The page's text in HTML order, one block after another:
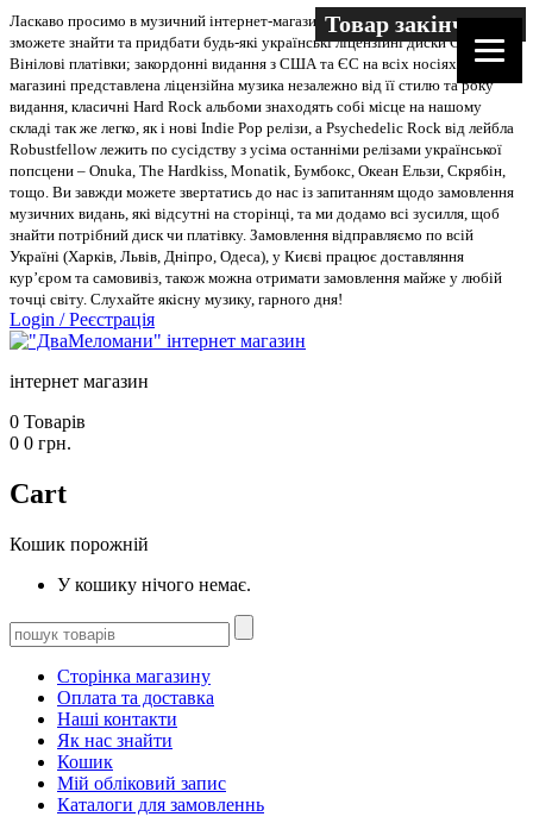
Ласкаво просимо в музичний інтернет-магазин “Два меломани”. У нас Ви
зможете знайти та придбати будь-які українські ліцензійні диски CD, DVD,
Вінілові платівки; закордонні видання з США та ЄС на всіх носіях. В
магазині представлена ліцензійна музика незалежно від її стилю та року
видання, класичні Hard Rock альбоми знаходять собі місце на нашому
складі так же легко, як і нові Indie Pop релізи, а Psychedelic Rock від лейбла
Robustfellow лежить по сусідству з усіма останніми релізами української
попсцени – Onuka, The Hardkiss, Monatik, Бумбокс, Океан Ельзи, Скрябін,
тощо. Ви завжди можете звертатись до нас із запитанням щодо замовлення
музичних видань, які відсутні на сторінці, та ми додамо всі зусилля, щоб
знайти потрібний диск чи платівку. Замовлення відправляємо по всій
Україні (Харків, Львів, Дніпро, Одеса), у Києві працює доставляння
кур’єром та самовивіз, також можна отримати замовлення майже у любій
точці світу. Слухайте якісну музику, гарного дня!
Login /Реєстрація
інтернет магазин
0 Товарів
0 0 грн.
Cart
Кошик порожній
У кошику нічого немає.
Сторінка магазину
Оплата та доставка
Наші контакти
Як нас знайти
Кошик
Мій обліковий запис
Каталоги для замовленнь
Товар закінчився